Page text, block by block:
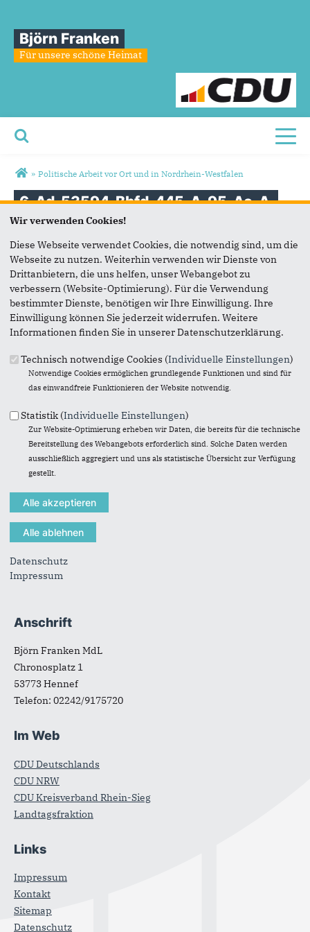
Björn Franken
Für unsere schöne Heimat
Sie sind hier
» Politische Arbeit vor Ort und in Nordrhein-Westfalen
6Ad53594Bbfd445A95AcA
56Ca98A669
« Zurück zur Galerie
Element 21 von 33
‹ Vorherige|Weiter »
Fußbereich
Anschrift
Björn Franken MdL
Chronosplatz 1
53773Hennef
Telefon: 02242/9175720
Im Web
CDU Deutschlands
CDU NRW
CDU Kreisverband Rhein-Sieg
Landtagsfraktion
Links
Impressum
Kontakt
Sitemap
Datenschutz
Wir verwenden Cookies!
Diese Webseite verwendet Cookies, die notwendig sind, um die
Webseite zu nutzen. Weiterhin verwenden wir Dienste von
Drittanbietern, die uns helfen, unser Webangebot zu
verbessern (Website-Optimierung). Für die Verwendung
bestimmter Dienste, benötigen wir Ihre Einwilligung. Ihre
Einwilligung können Sie jederzeit widerrufen. Weitere
Informationen finden Sie in unserer Datenschutzerklärung.
Technisch notwendige Cookies (Individuelle Einstellungen)
Notwendige Cookies ermöglichen grundlegende Funktionen und sind für
das einwandfreie Funktionieren der Website notwendig.
Statistik (Individuelle Einstellungen)
Zur Website-Optimierung erheben wir Daten, die bereits für die technische
Bereitstellung des Webangebots erforderlich sind. Solche Daten werden
ausschließlich aggregiert und uns als statistische Übersicht zur Verfügung
gestellt.
Datenschutz
Impressum